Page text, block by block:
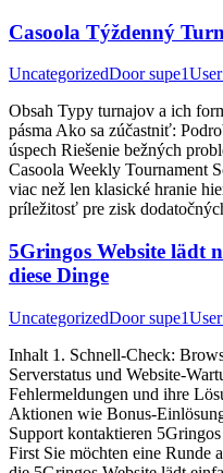
Casoola Týždenný
UncategorizedDoor
Obsah Typy turnajov a ich
pásma Ako sa zúčastniť:
úspech Riešenie bežných
Casoola Weekly Tournament
viac než len klasické hranie
príležitosť pre zisk
5Gringos Website lädt
diese Dinge
UncategorizedDoor
Inhalt 1. Schnell-Check:
Serverstatus und Website-
Fehlermeldungen und ihre
Aktionen wie Bonus-
Support kontaktieren
First Sie möchten eine Runde